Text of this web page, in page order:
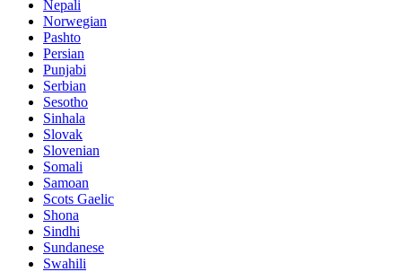
Nepali
Norwegian
Pashto
Persian
Punjabi
Serbian
Sesotho
Sinhala
Slovak
Slovenian
Somali
Samoan
Scots Gaelic
Shona
Sindhi
Sundanese
Swahili